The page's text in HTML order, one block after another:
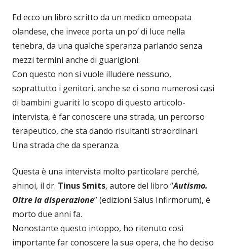
Ed ecco un libro scritto da un medico omeopata
olandese, che invece porta un po’ di luce nella
tenebra, da una qualche speranza parlando senza
mezzi termini anche di guarigioni.
Con questo non si vuole illudere nessuno,
soprattutto i genitori, anche se ci sono numerosi casi
di bambini guariti: lo scopo di questo articolo-
intervista, è far conoscere una strada, un percorso
terapeutico, che sta dando risultanti straordinari.
Una strada che da speranza.
Questa è una intervista molto particolare perché,
ahinoi, il dr. Tinus Smits, autore del libro “Autismo.
Oltre la disperazione” (edizioni Salus Infirmorum), è
morto due anni fa.
Nonostante questo intoppo, ho ritenuto così
importante far conoscere la sua opera, che ho deciso